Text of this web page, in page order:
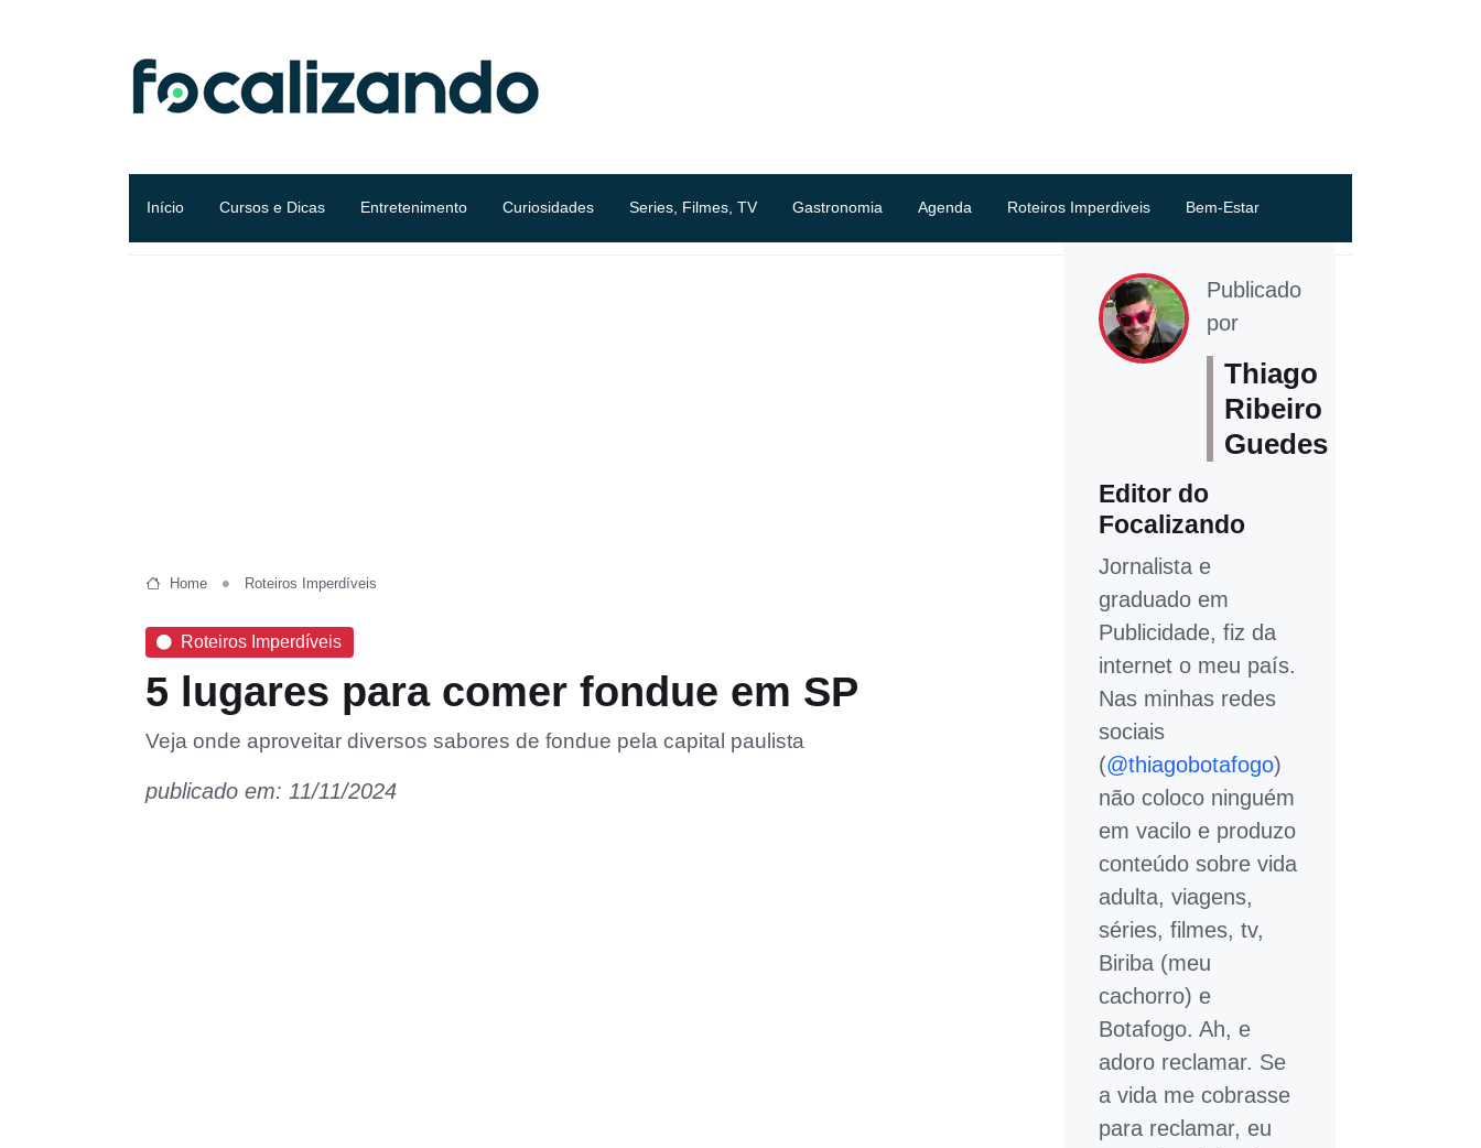
Início Cursos e Dicas Entretenimento Curiosidades Series, Filmes, TV Gastronomia Agenda Roteiros Imperdiveis Bem-Estar
Home Roteiros Imperdíveis
Roteiros Imperdíveis
5 lugares para comer fondue em SP
Veja onde aproveitar diversos sabores de fondue pela capital paulista
publicado em: 11/11/2024
Publicado
por
Thiago
Ribeiro
Guedes
Editor do
Focalizando
Jornalista e
graduado em
Publicidade, fiz da
internet o meu país.
Nas minhas redes
sociais
(@thiagobotafogo)
não coloco ninguém
em vacilo e produzo
conteúdo sobre vida
adulta, viagens,
séries, filmes, tv,
Biriba (meu
cachorro) e
Botafogo. Ah, e
adoro reclamar. Se
a vida me cobrasse
para reclamar, eu